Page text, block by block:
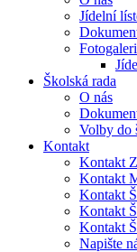
Jídelní
Školská rada
O nás
Volby do
Kontakt
Kontakt
Kontakt
Kontakt
Kontakt
Kontakt
Napište